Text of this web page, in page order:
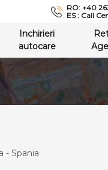
RO: +40
ES : Call
Inchirieri
autocare
- Spania